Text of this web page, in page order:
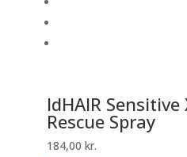
IdHAIR Sensitive
Rescue Spray
184,00 kr.